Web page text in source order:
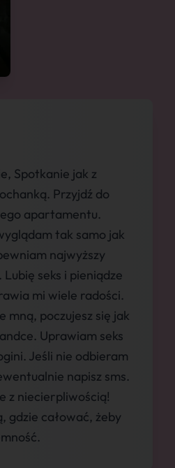
Spotkanie jak z
Przyjdź do
apartamentu.
tak samo jak
najwyższy
seks i pieniądze
mi wiele radości.
mną, poczujesz się jak
Uprawiam seks
Jeśli nie odbieram
napisz sms.
z niecierpliwością!
gdzie całować, żeby